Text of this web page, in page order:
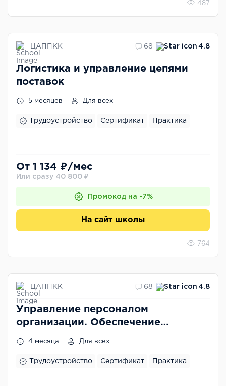
487
ЦАППКК 68 4.8
Логистика и управление цепями
поставок
5 месяцев Для всех
Трудоустройство Сертификат Практика
От 1 134 ₽/мес
Или сразу 40 800 ₽
Промокод на -7%
На сайт школы
764
ЦАППКК 68 4.8
Управление персоналом
организации. Обеспечение
4 месяца Для всех
Трудоустройство Сертификат Практика